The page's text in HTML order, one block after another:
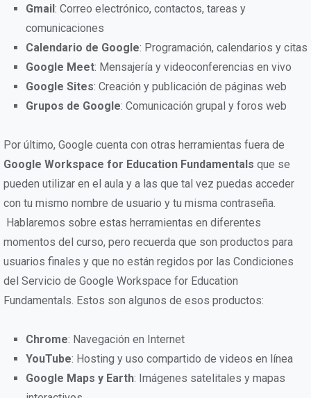
Gmail: Correo electrónico, contactos, tareas y
comunicaciones
Calendario de Google: Programación, calendarios y citas
Google Meet: Mensajería y videoconferencias en vivo
Google Sites: Creación y publicación de páginas web
Grupos de Google: Comunicación grupal y foros web
Por último, Google cuenta con otras herramientas fuera de
Google Workspace for Education Fundamentals que se
pueden utilizar en el aula y a las que tal vez puedas acceder
con tu mismo nombre de usuario y tu misma contraseña.
Hablaremos sobre estas herramientas en diferentes
momentos del curso, pero recuerda que son productos para
usuarios finales y que no están regidos por las Condiciones
del Servicio de Google Workspace for Education
Fundamentals. Estos son algunos de esos productos:
Chrome: Navegación en Internet
YouTube: Hosting y uso compartido de videos en línea
Google Maps y Earth: Imágenes satelitales y mapas